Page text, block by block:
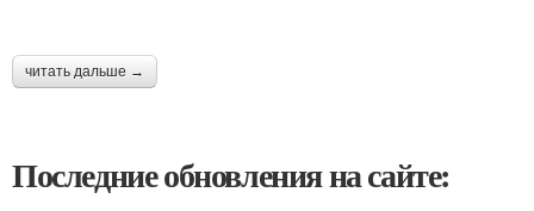
читать дальше →
Последние обновления на сайте: